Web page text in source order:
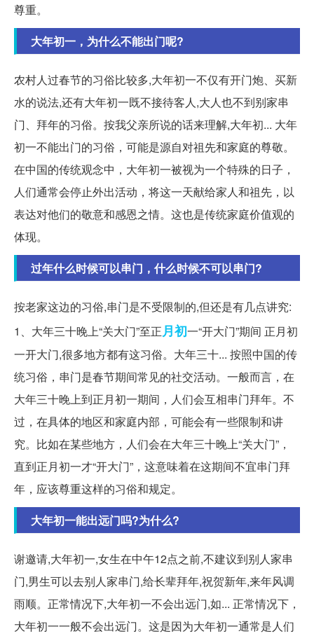
尊重。
大年初一，为什么不能出门呢?
农村人过春节的习俗比较多,大年初一不仅有开门炮、买新
水的说法,还有大年初一既不接待客人,大人也不到别家串
门、拜年的习俗。按我父亲所说的话来理解,大年初... 大年
初一不能出门的习俗，可能是源自对祖先和家庭的尊敬。
在中国的传统观念中，大年初一被视为一个特殊的日子，
人们通常会停止外出活动，将这一天献给家人和祖先，以
表达对他们的敬意和感恩之情。这也是传统家庭价值观的
体现。
过年什么时候可以串门，什么时候不可以串门?
按老家这边的习俗,串门是不受限制的,但还是有几点讲究:
1、大年三十晚上“关大门”至正月初一“开大门”期间 正月初
一开大门,很多地方都有这习俗。大年三十... 按照中国的传
统习俗，串门是春节期间常见的社交活动。一般而言，在
大年三十晚上到正月初一期间，人们会互相串门拜年。不
过，在具体的地区和家庭内部，可能会有一些限制和讲
究。比如在某些地方，人们会在大年三十晚上“关大门”，
直到正月初一才“开大门”，这意味着在这期间不宜串门拜
年，应该尊重这样的习俗和规定。
大年初一能出远门吗?为什么?
谢邀请,大年初一,女生在中午12点之前,不建议到别人家串
门,男生可以去别人家串门,给长辈拜年,祝贺新年,来年风调
雨顺。正常情况下,大年初一不会出远门,如... 正常情况下，
大年初一一般不会出远门。这是因为大年初一通常是人们